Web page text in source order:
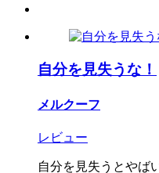
自分を見失うな！
メルクーフ
レビュー
自分を見失うとやば